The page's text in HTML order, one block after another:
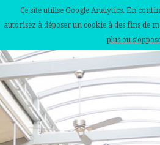
Ce site utilise Google Analytics. En
autorisez à déposer un cookie à des fins de
plus ou